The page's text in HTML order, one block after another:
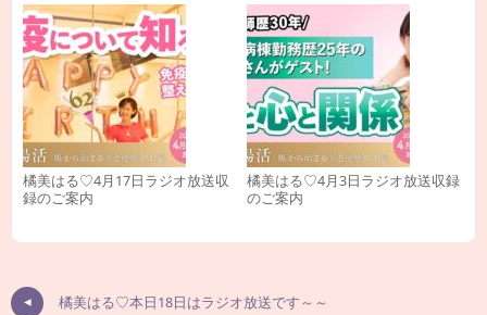
橘美はる♡4月17日ラジオ放送収
録のご案内
橘美はる♡4月3日ラジオ放送収録
のご案内
橘美はる♡本日18日はラジオ放送です～～